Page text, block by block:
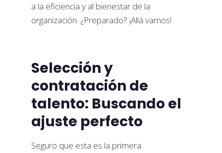
a la eficiencia y al bienestar de la
organización. ¿Preparado? ¡Allá vamos!
Selección y
contratación de
talento: Buscando el
ajuste perfecto
Seguro que esta es la primera